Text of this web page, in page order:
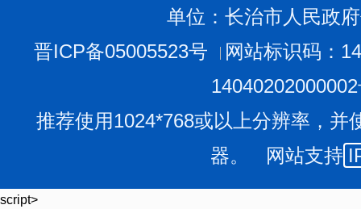
单位：长治市人民政
晋ICP备05005523号
网站标识码：
推荐使用1024*768或以上分辨率，并
器。 网站支持
script>